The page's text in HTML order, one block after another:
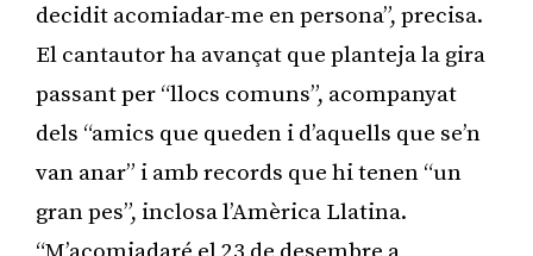
decidit acomiadar-me en persona”, precisa.
El cantautor ha avançat que planteja la gira
passant per “llocs comuns”, acompanyat
dels “amics que queden i d’aquells que se’n
van anar” i amb records que hi tenen “un
gran pes”, inclosa l’Amèrica Llatina.